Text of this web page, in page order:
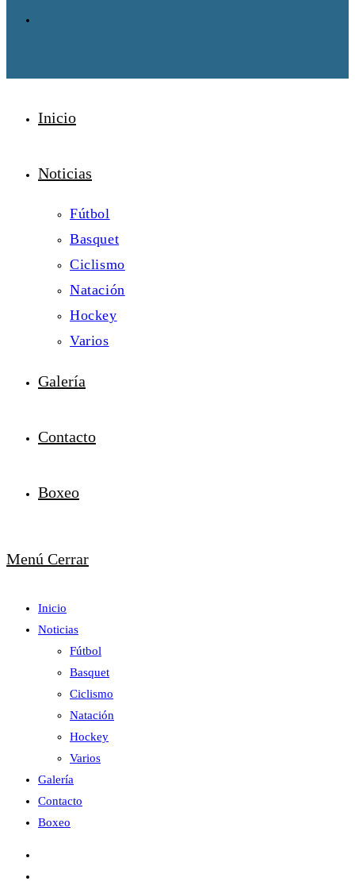
Inicio
Noticias
Fútbol
Basquet
Ciclismo
Natación
Hockey
Varios
Galería
Contacto
Boxeo
Menú Cerrar
Inicio
Noticias
Fútbol
Basquet
Ciclismo
Natación
Hockey
Varios
Galería
Contacto
Boxeo